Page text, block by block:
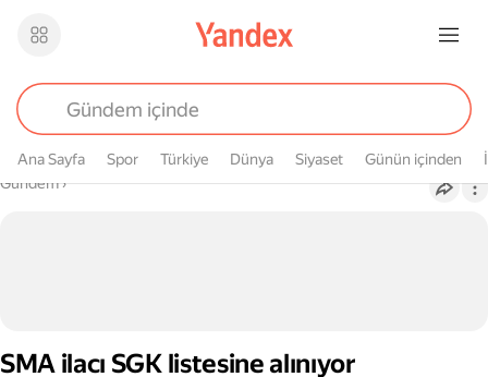
Ana Sayfa Spor Türkiye Dünya Siyaset Günün içinden
Buradasın
Gündem›
SMA ilacı SGK listesine alınıyor